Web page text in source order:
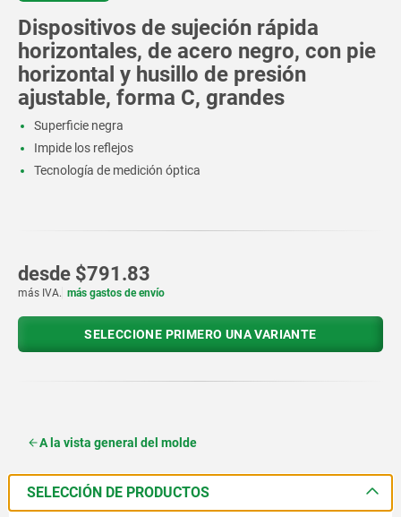
Dispositivos de sujeción rápida
horizontales, de acero negro, con pie
horizontal y husillo de presión
ajustable, forma C, grandes
Superficie negra
Impide los reflejos
Tecnología de medición óptica
desde $791.83
más IVA. más gastos de envío
SELECCIONE PRIMERO UNA VARIANTE
A la vista general del molde
SELECCIÓN DE PRODUCTOS